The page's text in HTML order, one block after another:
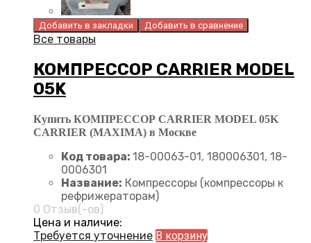
Добавить в закладки Добавить в сравнение
Все товары
КОМПРЕССОР CARRIER MODEL
05K
Купить КОМПРЕССОР CARRIER MODEL 05K
CARRIER (MAXIMA) в Москве
Код товара: 18-00063-01, 180006301, 18-
0006301
Название: Компрессоры (компрессоры к
рефрижераторам)
0 Отзыв(-ов)
Цена и наличие:
Требуется уточнение В корзину